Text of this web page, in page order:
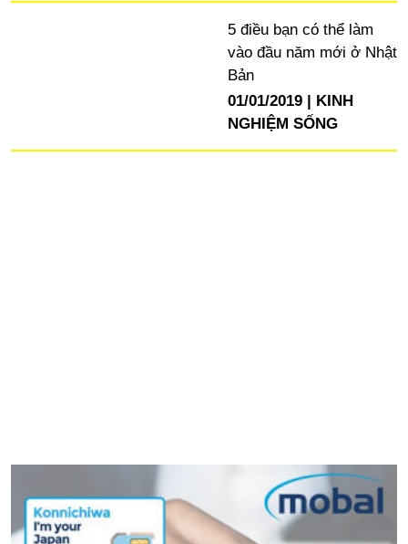
5 điều bạn có thể làm
vào đầu năm mới ở Nhật
Bản
01/01/2019
KINH
NGHIỆM SỐNG